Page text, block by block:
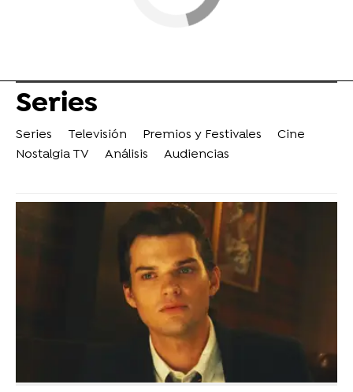
Series
Series Televisión Premios y Festivales
Cine
Nostalgia TV
Análisis Audiencias